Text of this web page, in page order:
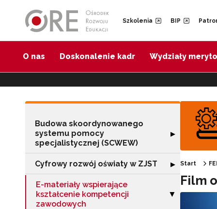
Szkolenia BIP
O nas Doskonalenie kadr Wydziały
Budowa skoordynowanego
systemu pomocy
specjalistycznej (SCWEW)
Rozwiń sekcję
▶
Cyfrowy rozwój oświaty w ZJST Rozwiń sekcję
▶
E-materiały wspierające
kształcenie kompetencji
zawodowych
Zwiń sekcję "E-
▶
Start
Film